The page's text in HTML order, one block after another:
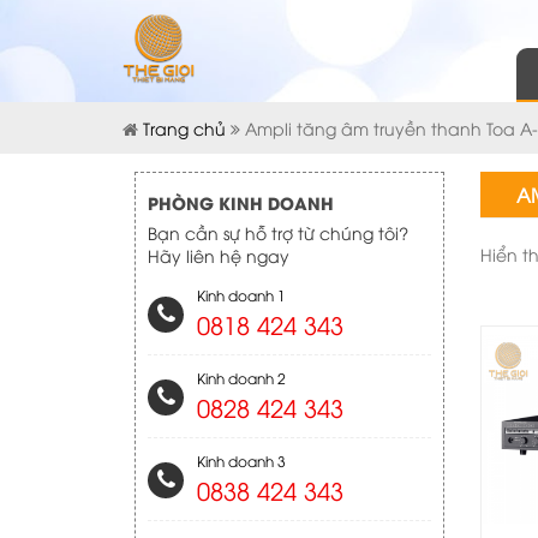
Trang chủ Ampli tăng âm truyền thanh Toa A-
PHÒNG KINH DOANH
Bạn cần sự hỗ trợ từ chúng tôi?
Hãy liên hệ ngay
Kinh doanh 1
0818 424 343
Kinh doanh 2
0828 424 343
Kinh doanh 3
0838 424 343
Hiển